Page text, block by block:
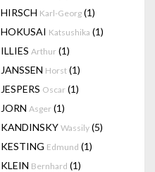
HIRSCH Karl-Georg (1)
HOKUSAI Katsushika (1)
ILLIES Arthur (1)
JANSSEN Horst (1)
JESPERS Oscar (1)
JORN Asger (1)
KANDINSKY Wassily (5)
KESTING Edmund (1)
KLEIN Bernhard (1)